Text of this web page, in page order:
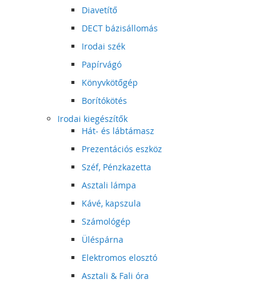
Diavetítő
DECT bázisállomás
Irodai szék
Papírvágó
Könyvkötőgép
Borítókötés
Irodai kiegészítők
Hát- és lábtámasz
Prezentációs eszköz
Széf, Pénzkazetta
Asztali lámpa
Kávé, kapszula
Számológép
Üléspárna
Elektromos elosztó
Asztali & Fali óra